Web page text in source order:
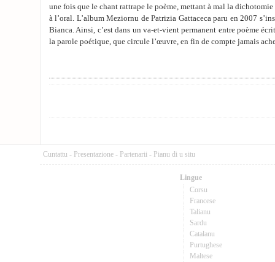
une fois que le chant rattrape le poème, mettant à mal la
à l’oral. L’album Meziornu de Patrizia Gattaceca paru en 2007
Bianca. Ainsi, c’est dans un va-et-vient permanent entre poème
la parole poétique, que circule l’œuvre, en fin de compte jamais
Cuntattu - Presentazione - Partenarii - Pianu di u situ
Lingue
Corsu
Francese
Talianu
Sardu
Catalanu
Purtughese
Maltese